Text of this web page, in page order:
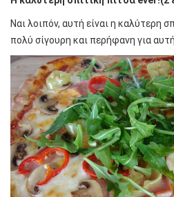
Ναι λοιπόν, αυτή είναι η καλύτερη
πολύ σίγουρη και περήφανη για